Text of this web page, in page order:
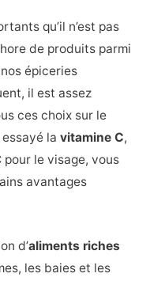
qu’il n’est pas
de produits parmi
épiceries
il est assez
ces choix sur le
la vitamine C,
pour le visage, vous
avantages
d’aliments riches
les baies et les